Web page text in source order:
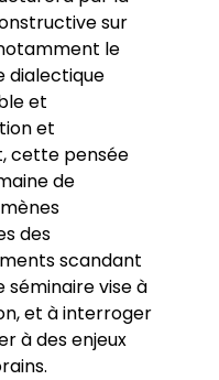
sur
le
dialectique
et
et
cette pensée
de
des
scandant
séminaire vise à
et à interroger
à des enjeux